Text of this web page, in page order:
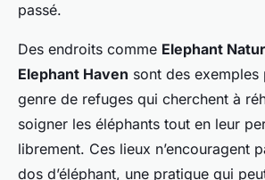
passé.
Des endroits comme Elephant
Elephant Haven sont des
genre de refuges qui cherchent à
soigner les éléphants tout en leur
librement. Ces lieux n’encouragent
dos d’éléphant, une pratique qui